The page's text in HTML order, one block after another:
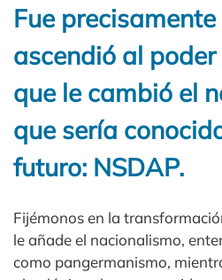
Fue
ascendió al
que le cambió el
que sería
futuro: NSDAP.
Fijémonos en la
le añade el nacionalismo,
como pangermanismo,